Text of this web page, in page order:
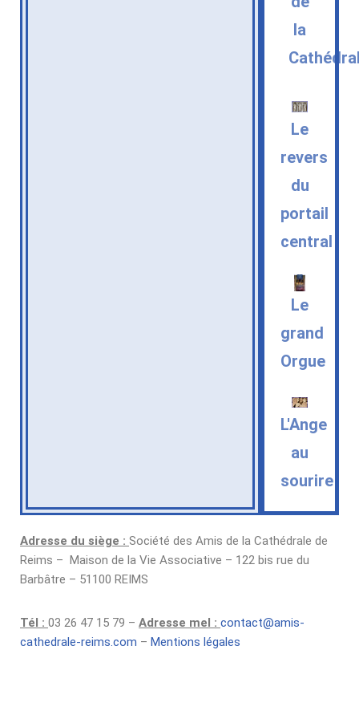
la
Le
revers
du
portail
central
Le
grand
Orgue
L'Ange
au
sourire
Adresse du siège : Société des Amis de la Cathédrale de
Reims – Maison de la Vie Associative – 122 bis rue du
Barbâtre – 51100 REIMS
Tél : 03 26 47 15 79 – Adresse mel : contact@amis-
cathedrale-reims.com – Mentions légales